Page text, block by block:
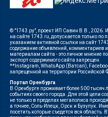
© "1743.ру", проект ИП Савин В.В., 2026.
на сайте 1743.ru, допускается только
указанием активной ссылки на сайт
содержание объявлений,
материалам сайта - это личное мнение
экспорт содержимого сайта запрещен.
**Instagram, WhatsApp (Ватсап),
запрещенной на территории Российской
Портал Оренбурга
В Оренбурге проживает более 500 тысяч
событиях своего города. Для этой цели
не только в пределах мегаполиса
а точнее, Соль-Илецк, Орск и Бузулук.
посетить которые съедется вся